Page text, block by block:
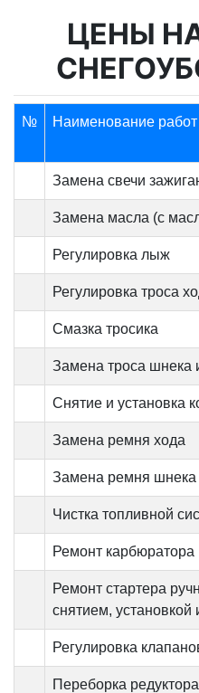
ЦЕНЫ
№ Наименование работ
Замена свечи
Замена масла (с
Регулировка лыж
Регулировка троса
Смазка тросика
Замена троса шнека
Снятие и установка
Замена ремня хода
Замена ремня шнека
Чистка топливной
Ремонт карбюратора
Ремонт стартера
снятием, установкой
Регулировка
Переборка